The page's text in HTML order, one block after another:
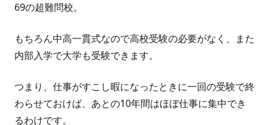
69の超難問校。
もちろん中高一貫式なので高校受験の必要がなく、また
内部入学で大学も受験できます。
つまり、仕事がすこし暇になったときに一回の受験で終
わらせておけば、あとの10年間はほぼ仕事に集中でき
るわけです。